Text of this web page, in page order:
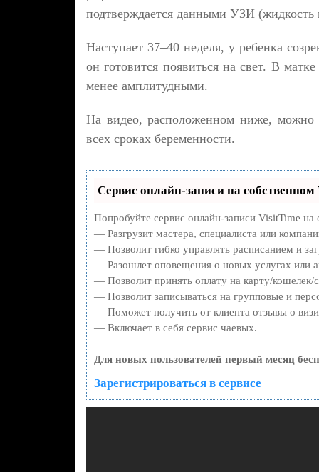
подтверждается данными УЗИ
Наступает 37–40 неделя, у ребенка
он готовится появиться на свет. В
менее амплитудными.
На видео, расположенном ниже, можно
всех сроках беременности.
Сервис онлайн-записи на собственном
Попробуйте сервис онлайн-записи VisitTime
— Разгрузит мастера, специалиста или
— Позволит гибко управлять расписанием и
— Разошлет оповещения о новых услугах или
— Позволит принять оплату на карту/кошелек/
— Позволит записываться на групповые и
— Поможет получить от клиента отзывы о
— Включает в себя сервис чаевых.
Для новых пользователей первый месяц
Зарегистрироваться в сервисе